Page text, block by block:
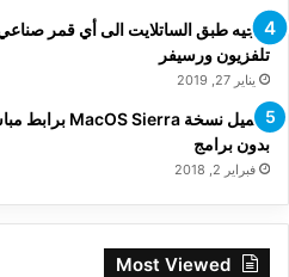
توجيه طبق الساتلايت الى أي قمر
تلفزيون ورسيفر
يناير 27, 2019
بدون برامج
فبراير 2, 2018
Most Viewed